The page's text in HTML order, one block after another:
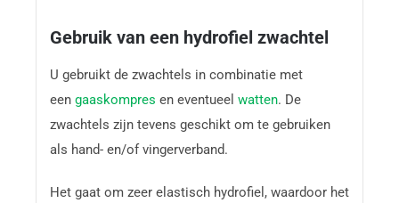
Gebruik van een hydrofiel zwachtel
U gebruikt de zwachtels in combinatie met
een gaaskompres en eventueel watten. De
zwachtels zijn tevens geschikt om te gebruiken
als hand- en/of vingerverband.
Het gaat om zeer elastisch hydrofiel, waardoor het